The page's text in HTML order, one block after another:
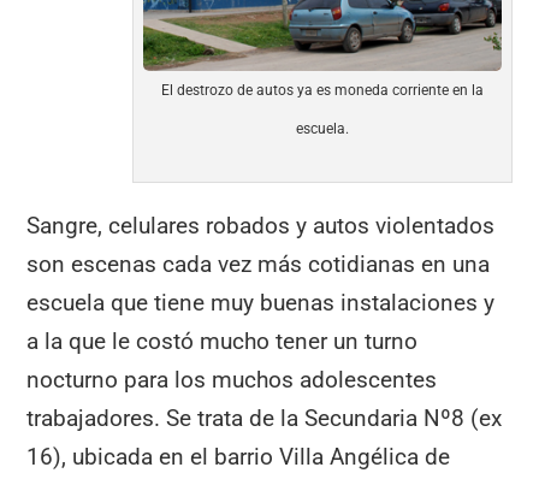
El destrozo de autos ya es moneda corriente en la
escuela.
Sangre, celulares robados y autos violentados
son escenas cada vez más cotidianas en una
escuela que tiene muy buenas instalaciones y
a la que le costó mucho tener un turno
nocturno para los muchos adolescentes
trabajadores. Se trata de la Secundaria Nº8 (ex
16), ubicada en el barrio Villa Angélica de